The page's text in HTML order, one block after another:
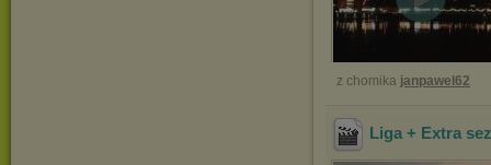
z chomika janpawel62
Liga + Extra